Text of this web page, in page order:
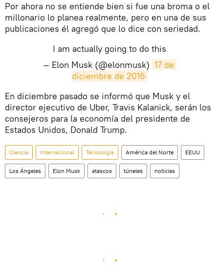
​Por ahora no se entiende bien si fue una broma o el
millonario lo planea realmente, pero en una de sus
publicaciones él agregó que lo dice con seriedad.
I am actually going to do this
— Elon Musk (@elonmusk) 17 de
diciembre de 2016
​En diciembre pasado se informó que Musk y el
director ejecutivo de Uber, Travis Kalanick, serán los
consejeros para la economía del presidente de
Estados Unidos, Donald Trump.
Ciencia Internacional Tecnología América del Norte EEUU
Los Ángeles Elon Musk atascos túneles noticias